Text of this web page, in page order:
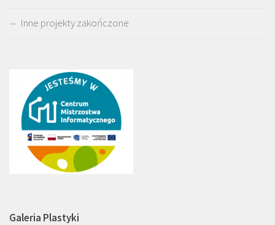
Inne projekty zakończone
Galeria Plastyki